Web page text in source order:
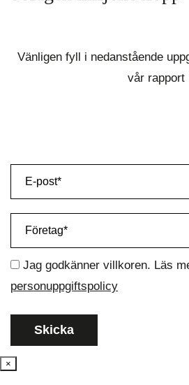
Vänligen fyll i nedanstående
vår rapport
Jag godkänner villkoren. Läs
personuppgiftspolicy
×